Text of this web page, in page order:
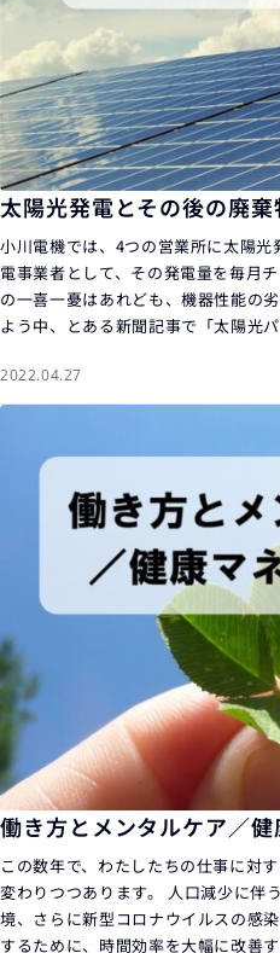
太陽光発電とその後の廃棄
小川電機では、4つの営業所に太陽
電事業者として、その発電量を毎月
の一喜一憂はあれども、機器性能の
よう中、とある新聞記事で「太陽光
2022.04.27
働き方とメンタルケア／
この数年で、わたしたちの仕事に対
変わりつつあります。 人口減少に伴
境、さらに新型コロナウイルスの感
するために、時間効率を大幅に改善